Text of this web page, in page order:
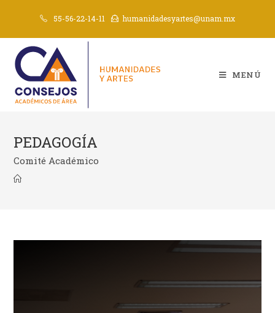
55-56-22-14-11 humanidadesyartes@unam.mx
MENÚ
PEDAGOGÍA
Comité Académico